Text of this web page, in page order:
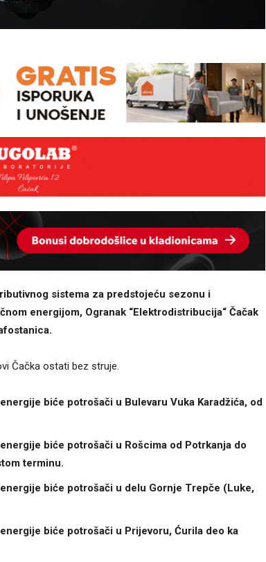
sistema za predstojeću sezonu i
energijom, Ogranak “Elektrodistribucija“ Čačak
Čačka ostati bez struje.
biće potrošači u Bulevaru Vuka Karadžića, od
biće potrošači u Rošcima od Potrkanja do
terminu.
biće potrošači u delu Gornje Trepče (Luke,
biće potrošači u Prijevoru, Ćurila deo ka